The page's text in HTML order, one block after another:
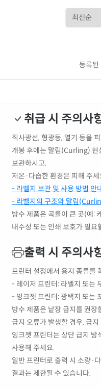
등록된
취급 시 주의사
직사광선, 형광등, 열기 등을
개봉 후에는 말림(Curling) 현
보관하시고,
저온·다습한 환경은 피해 주세
- 라벨지 보관 및 사용 방법 안
- 라벨지의 구조와 말림
방수 제품은 곡률이 큰 곳(예:
내수성 또는 인쇄 보호가 필요
출력 시 주의사
프린터 설정에서 용지 종류를
- 레이저 프린터: 라벨지 또는
- 잉크젯 프린터: 광택지 또는
방수 제품은 낱장 급지를 권장
급지 오류가 발생할 경우, 급
잉크젯 프린터는 상단 급지 방
사용해 주세요.
일반 프린터로 출력 시 소량·
결과는 제한될 수 있습니다.